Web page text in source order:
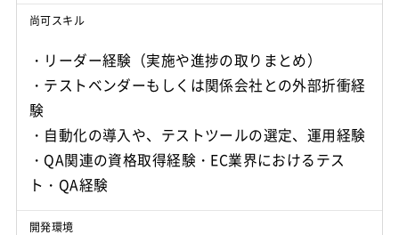
尚可スキル
・リーダー経験（実施や進捗の取りまとめ）
・テストベンダーもしくは関係会社との外部折衝経
験
・自動化の導入や、テストツールの選定、運用経験
・QA関連の資格取得経験・EC業界におけるテス
ト・QA経験
開発環境